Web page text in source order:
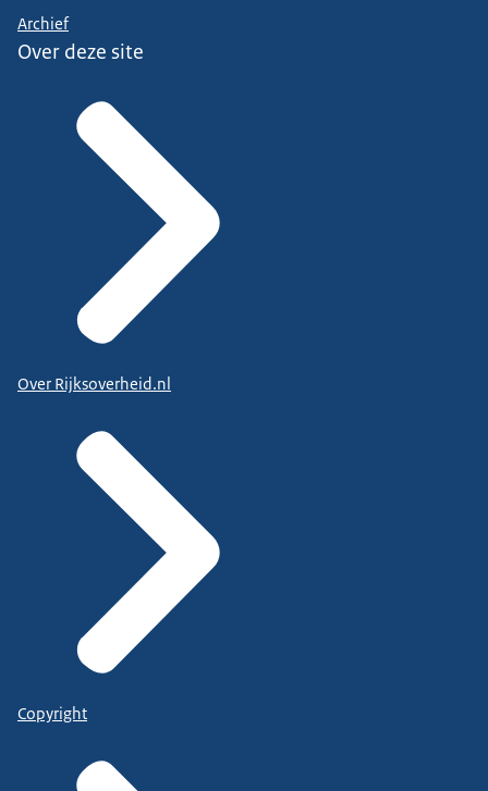
Archief
Over deze site
Over Rijksoverheid.nl
Copyright